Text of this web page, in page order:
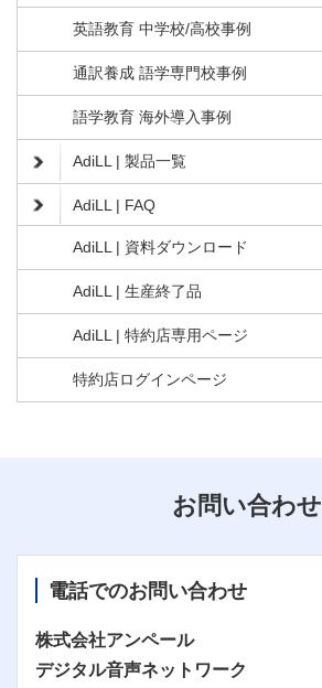
英語教育 中学校/高校事例
通訳養成 語学専門校事例
語学教育 海外導入事例
AdiLL | 製品一覧
AdiLL | FAQ
AdiLL | 資料ダウンロード
AdiLL | 生産終了品
AdiLL | 特約店専用ページ
特約店ログインページ
お問い合わせ
電話でのお問い合わせ
株式会社アンペール
デジタル音声ネットワーク